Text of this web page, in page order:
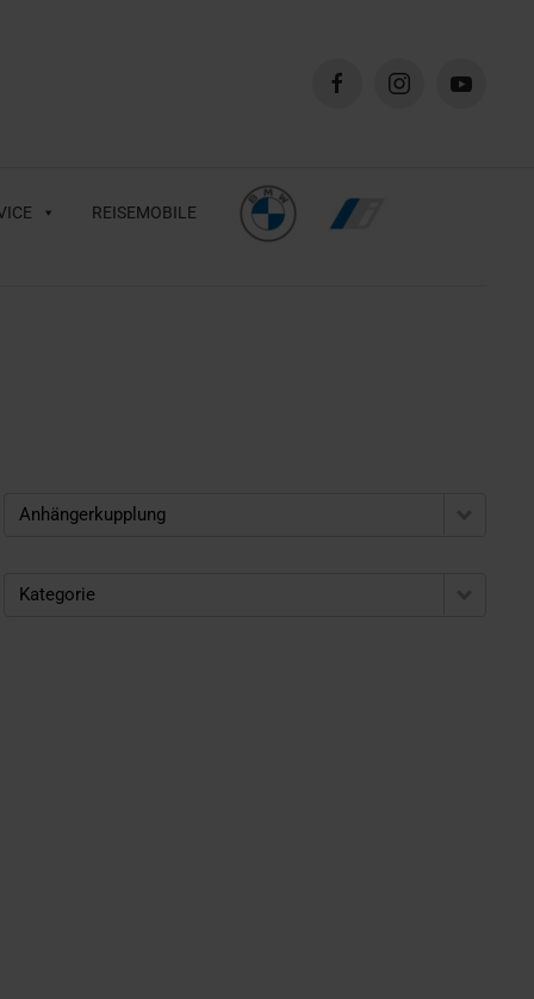
REISEMOBILE
Anhängerkupplung
Kategorie